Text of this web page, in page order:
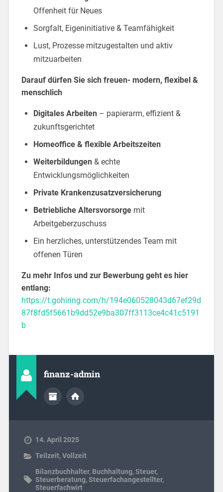
Offenheit für Neues
Sorgfalt, Eigeninitiative & Teamfähigkeit
Lust, Prozesse mitzugestalten und aktiv
mitzuarbeiten
Darauf dürfen Sie sich freuen- modern, flexibel &
menschlich
Digitales Arbeiten– papierarm, effizient &
zukunftsgerichtet
Homeoffice & flexible Arbeitszeiten
Weiterbildungen& echte
Entwicklungsmöglichkeiten
Private Krankenzusatzversicherung
Betriebliche Altersvorsorgemit
Arbeitgeberzuschuss
Ein herzliches, unterstützendes Team mit
offenen Türen
Zu mehr Infos und zur Bewerbung geht es hier
entlang:
https://t.gohiring.com/h/194e060528043d67ef29d
87f8fd5f5661b9dd52e9ba307ff3113ce4c41c5191
b
finanz-admin
14. April 2025
Teilzeit,Vollzeit
Bilanzbuchhalter, Buchhaltung,Steuer,
Steuerberatung,Steuerfachangestellter,
Steuerfachwirt